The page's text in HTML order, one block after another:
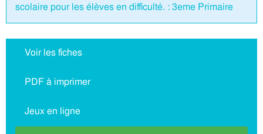
scolaire pour les élèves en difficulté. : 3eme Primaire
Voir les fiches
PDF à imprimer
Jeux en ligne